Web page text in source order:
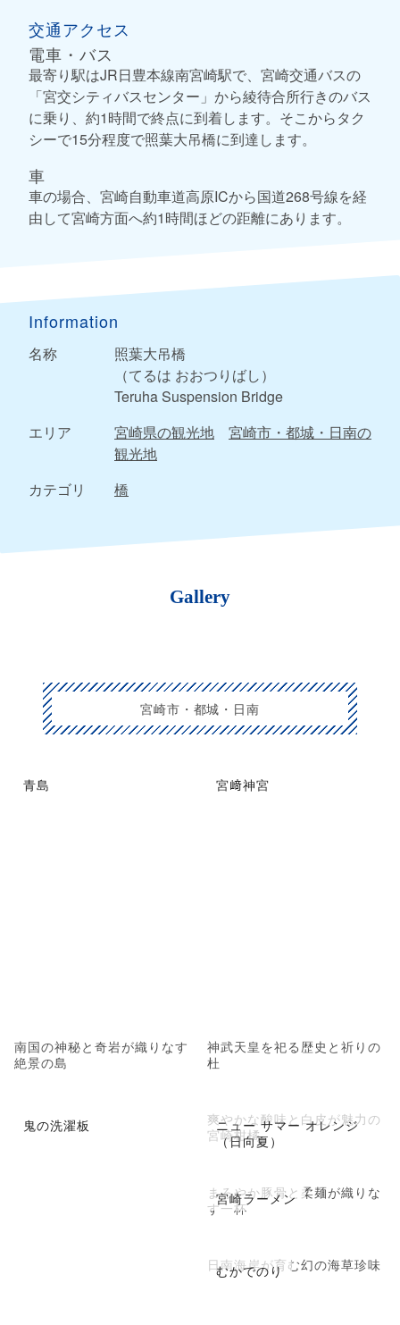
交通アクセス
電車・バス
最寄り駅はJR日豊本線南宮崎駅で、宮崎交通バスの
「宮交シティバスセンター」から綾待合所行きのバス
に乗り、約1時間で終点に到着します。そこからタク
シーで15分程度で照葉大吊橋に到達します。
車
車の場合、宮崎自動車道高原ICから国道268号線を経
由して宮崎方面へ約1時間ほどの距離にあります。
Information
名称
照葉大吊橋
（てるは おおつりばし）
Teruha Suspension Bridge
エリア
宮崎県の観光地
宮崎市・都城・日南の
観光地
カテゴリ
橋
Gallery
宮崎市・都城・日南
青島
南国の神秘と奇岩が織りなす
絶景の島
宮﨑神宮
神武天皇を祀る歴史と祈りの
杜
鬼の洗濯板
ニュー サマー オレンジ
（日向夏）
爽やかな酸味と白皮が魅力の
宮崎柑橘
宮崎ラーメン
まろやか豚骨と柔麺が織りな
す一杯
むかでのり
日南海岸が育む幻の海草珍味